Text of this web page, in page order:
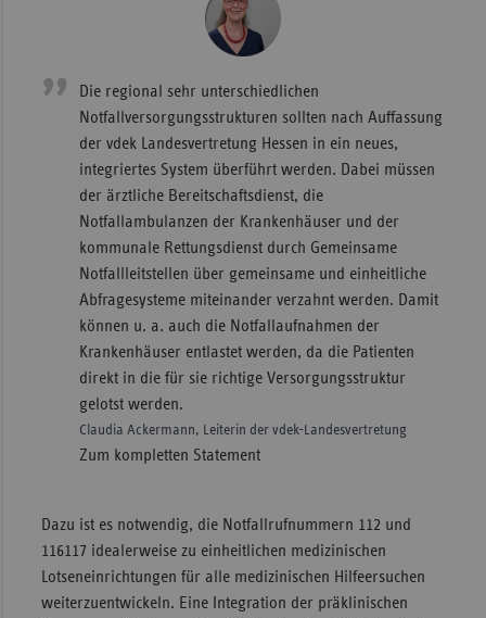
Die regional sehr unterschiedlichen
Notfallversorgungsstrukturen sollten nach Auffassung
der vdek Landesvertretung Hessen in ein neues,
integriertes System überführt werden. Dabei müssen
der ärztliche Bereitschaftsdienst, die
Notfallambulanzen der Krankenhäuser und der
kommunale Rettungsdienst durch Gemeinsame
Notfallleitstellen über gemeinsame und einheitliche
Abfragesysteme miteinander verzahnt werden. Damit
können u. a. auch die Notfallaufnahmen der
Krankenhäuser entlastet werden, da die Patienten
direkt in die für sie richtige Versorgungsstruktur
gelotst werden.
Claudia Ackermann, Leiterin der vdek-Landesvertretung
Zum kompletten Statement
Dazu ist es notwendig, die Notfallrufnummern 112 und
116117 idealerweise zu einheitlichen medizinischen
Lotseneinrichtungen für alle medizinischen Hilfeersuchen
weiterzuentwickeln. Eine Integration der präklinischen